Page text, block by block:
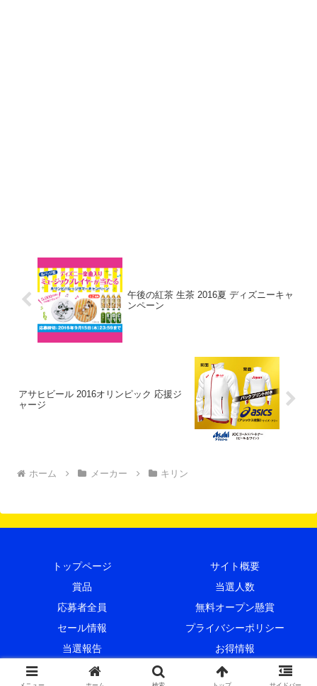
午後の紅茶 生茶 2016夏 ディズニーキャ
ンペーン
アサヒビール 2016オリンピック 応援ジ
ャージ
ホーム メーカー キリン
トップページ
サイト概要
賞品
当選人数
応募者全員
無料オープン懸賞
セール情報
プライバシーポリシー
当選報告
お得情報
© 2015 プレキャンクラブ.